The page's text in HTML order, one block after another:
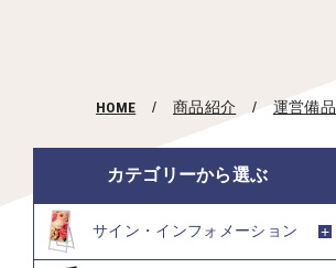
HOME 商品紹介 運営備品
カテゴリーから選ぶ
サイン・インフォメーション